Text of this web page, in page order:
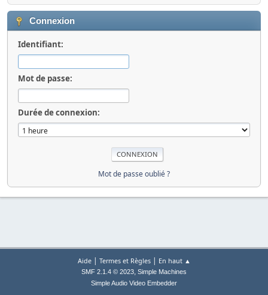
Connexion
Identifiant:
Mot de passe:
Durée de connexion:
Mot de passe oublié ?
Aide| Termes et Règles| En haut ▲
SMF 2.1.4 © 2023, Simple Machines
Simple Audio Video Embedder